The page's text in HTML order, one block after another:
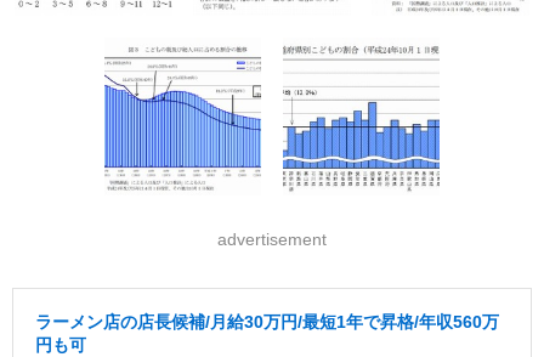
advertisement
ラーメン店の店長候補/月給30万円/最短1年で昇格/年収560万
円も可